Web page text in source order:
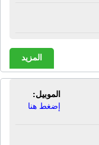
المزيد
الموبيل:
إضغط هنا